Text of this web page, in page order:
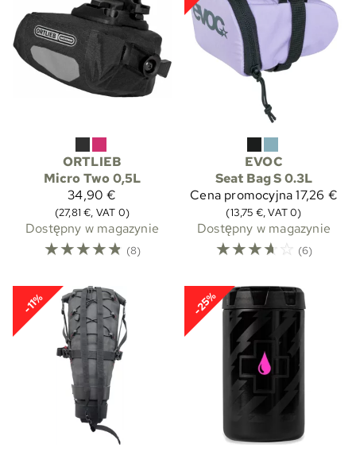
ORTLIEB
Micro Two 0,5L
34,90 €
(27,81 €, VAT 0)
Dostępny w magazynie
☆☆☆☆☆ (8)
EVOC
Seat Bag S 0.3L
Cena promocyjna17,26 €
(13,75 €, VAT 0)
Dostępny w magazynie
☆☆☆☆ ☆ (6)
-11% -25%